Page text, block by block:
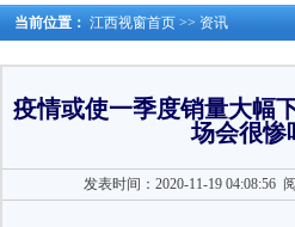
当前位置： 江西视窗首页 >> 资讯
疫情或使一季度销量大幅
场会很惨
发表时间：2020-11-19 04:08:56